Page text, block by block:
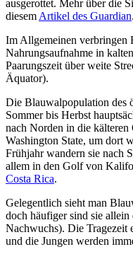
ausgerottet. Mehr über die
diesem Artikel des Guardian.
Im Allgemeinen verbringen
Nahrungsaufnahme in
Paarungszeit über weite
Äquator).
Die Blauwalpopulation des
Sommer bis Herbst
nach Norden in die
Washington State, um dort
Frühjahr wandern sie nach
allem in den Golf von
Costa Rica.
Gelegentlich sieht man
doch häufiger sind sie
Nachwuchs). Die Tragezeit
und die Jungen werden